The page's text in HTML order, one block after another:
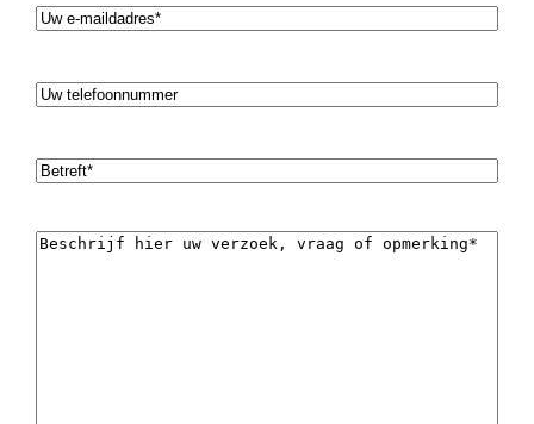
E-
Telefoon
Onderwerp(Vereist)
Bericht(Vereist)